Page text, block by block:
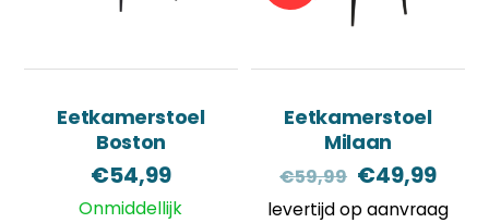
Eetkamerstoel
Boston
€54,99
Onmiddellijk
Eetkamerstoel
Milaan
€59,99
prijs
€49,99
prijs
levertijd op aanvraag